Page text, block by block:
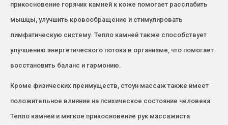
прикосновение горячих камней к коже помогает расслабить
мышцы, улучшить кровообращение и стимулировать
лимфатическую систему. Тепло камней также способствует
улучшению энергетического потока в организме, что помогает
восстановить баланс и гармонию.
Кроме физических преимуществ, стоун массаж также имеет
положительное влияние на психическое состояние человека.
Тепло камней и мягкое прикосновение рук массажиста